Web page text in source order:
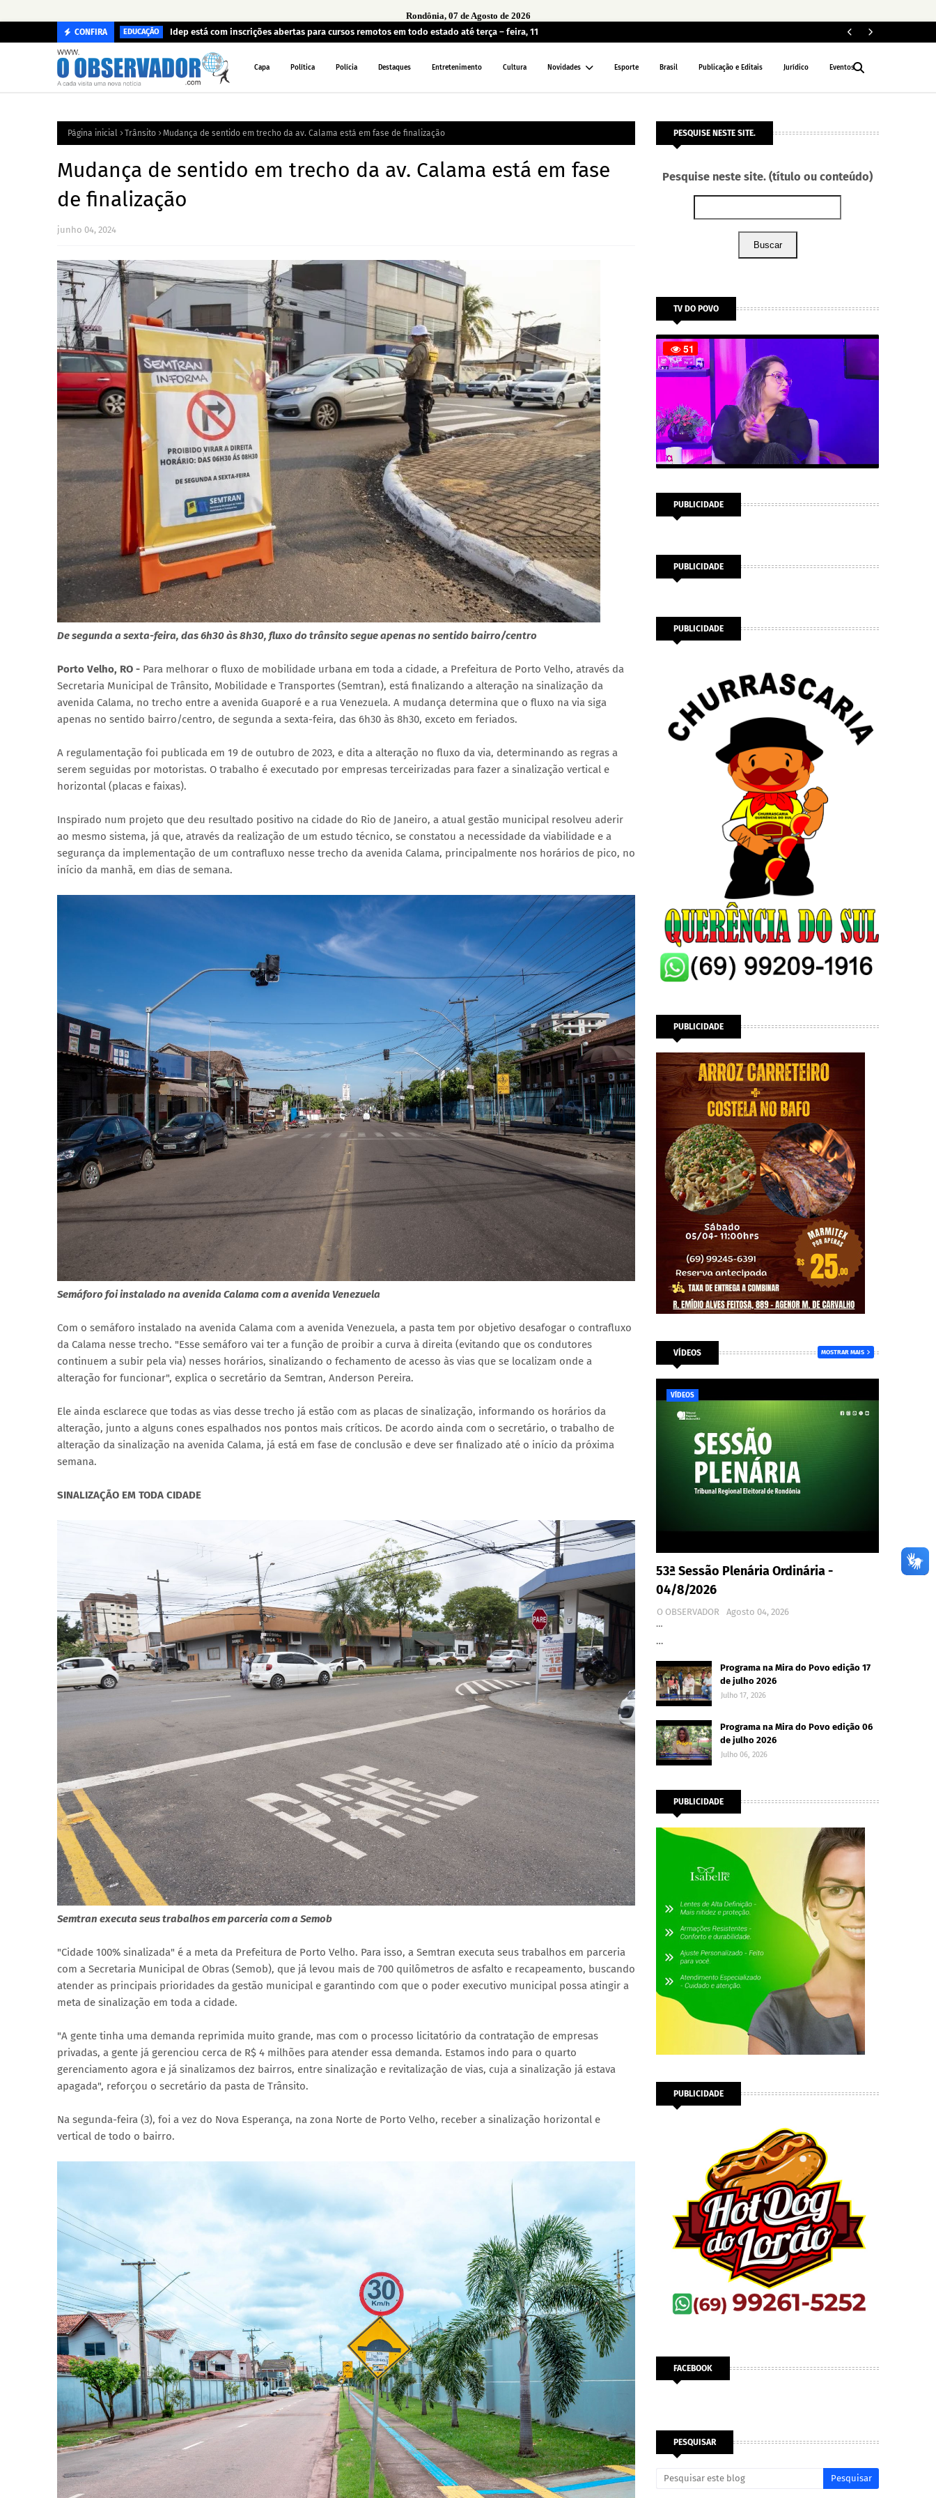
Rondônia, 07 de Agosto de 2026
CONFIRA EDUCAÇÃO Idep está com inscrições abertas para cursos remotos em todo estado até terça – feira, 11
Capa Política Polícia Destaques Entretenimento Cultura Novidades Esporte Brasil Publicação e Editais Jurídico Eventos
Página inicial Trânsito Mudança de sentido em trecho da av. Calama está em fase de finalização
Mudança de sentido em trecho da av. Calama está em fase
de finalização
junho 04, 2024
De segunda a sexta-feira, das 6h30 às 8h30, fluxo do trânsito segue apenas no sentido bairro/centro
Porto Velho, RO - Para melhorar o fluxo de mobilidade urbana em toda a cidade, a Prefeitura de Porto Velho, através da
Secretaria Municipal de Trânsito, Mobilidade e Transportes (Semtran), está finalizando a alteração na sinalização da
avenida Calama, no trecho entre a avenida Guaporé e a rua Venezuela. A mudança determina que o fluxo na via siga
apenas no sentido bairro/centro, de segunda a sexta-feira, das 6h30 às 8h30, exceto em feriados.
A regulamentação foi publicada em 19 de outubro de 2023, e dita a alteração no fluxo da via, determinando as regras a
serem seguidas por motoristas. O trabalho é executado por empresas terceirizadas para fazer a sinalização vertical e
horizontal (placas e faixas).
Inspirado num projeto que deu resultado positivo na cidade do Rio de Janeiro, a atual gestão municipal resolveu aderir
ao mesmo sistema, já que, através da realização de um estudo técnico, se constatou a necessidade da viabilidade e a
segurança da implementação de um contrafluxo nesse trecho da avenida Calama, principalmente nos horários de pico, no
início da manhã, em dias de semana.
Semáforo foi instalado na avenida Calama com a avenida Venezuela
Com o semáforo instalado na avenida Calama com a avenida Venezuela, a pasta tem por objetivo desafogar o contrafluxo
da Calama nesse trecho. "Esse semáforo vai ter a função de proibir a curva à direita (evitando que os condutores
continuem a subir pela via) nesses horários, sinalizando o fechamento de acesso às vias que se localizam onde a
alteração for funcionar", explica o secretário da Semtran, Anderson Pereira.
Ele ainda esclarece que todas as vias desse trecho já estão com as placas de sinalização, informando os horários da
alteração, junto a alguns cones espalhados nos pontos mais críticos. De acordo ainda com o secretário, o trabalho de
alteração da sinalização na avenida Calama, já está em fase de conclusão e deve ser finalizado até o início da próxima
semana.
SINALIZAÇÃO EM TODA CIDADE
Semtran executa seus trabalhos em parceria com a Semob
"Cidade 100% sinalizada" é a meta da Prefeitura de Porto Velho. Para isso, a Semtran executa seus trabalhos em parceria
com a Secretaria Municipal de Obras (Semob), que já levou mais de 700 quilômetros de asfalto e recapeamento, buscando
atender as principais prioridades da gestão municipal e garantindo com que o poder executivo municipal possa atingir a
meta de sinalização em toda a cidade.
"A gente tinha uma demanda reprimida muito grande, mas com o processo licitatório da contratação de empresas
privadas, a gente já gerenciou cerca de R$ 4 milhões para atender essa demanda. Estamos indo para o quarto
gerenciamento agora e já sinalizamos dez bairros, entre sinalização e revitalização de vias, cuja a sinalização já estava
apagada", reforçou o secretário da pasta de Trânsito.
Na segunda-feira (3), foi a vez do Nova Esperança, na zona Norte de Porto Velho, receber a sinalização horizontal e
vertical de todo o bairro.
PESQUISE NESTE SITE.
Pesquise neste site. (título ou conteúdo)
Buscar
TV DO POVO
PUBLICIDADE
PUBLICIDADE
PUBLICIDADE
PUBLICIDADE
VÍDEOS MOSTRAR MAIS
VÍDEOS
53ª Sessão Plenária Ordinária -
04/8/2026
O OBSERVADOR
Agosto 04, 2026
…
…
Programa na Mira do Povo edição 17
de julho 2026
Julho 17, 2026
Programa na Mira do Povo edição 06
de julho 2026
Julho 06, 2026
PUBLICIDADE
PUBLICIDADE
FACEBOOK
PESQUISAR